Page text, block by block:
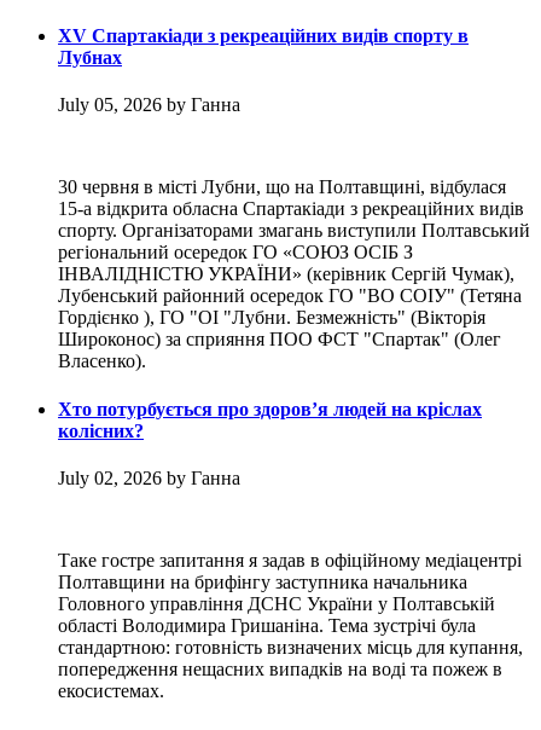
XV Спартакіади з рекреаційних видів спорту в
Лубнах
July 05, 2026 by Ганна
30 червня в місті Лубни, що на Полтавщині, відбулася
15-а відкрита обласна Спартакіади з рекреаційних видів
спорту. Організаторами змагань виступили Полтавський
регіональний осередок ГО «СОЮЗ ОСІБ З
ІНВАЛІДНІСТЮ УКРАЇНИ» (керівник Сергій Чумак),
Лубенський районний осередок ГО "ВО СОІУ" (Тетяна
Гордієнко ), ГО "ОІ "Лубни. Безмежність" (Вікторія
Широконос) за сприяння ПОО ФСТ "Спартак" (Олег
Власенко).
Хто потурбується про здоров’я людей на кріслах
колісних?
July 02, 2026 by Ганна
Таке гостре запитання я задав в офіційному медіацентрі
Полтавщини на брифінгу заступника начальника
Головного управління ДСНС України у Полтавській
області Володимира Гришаніна. Тема зустрічі була
стандартною: готовність визначених місць для купання,
попередження нещасних випадків на воді та пожеж в
екосистемах.